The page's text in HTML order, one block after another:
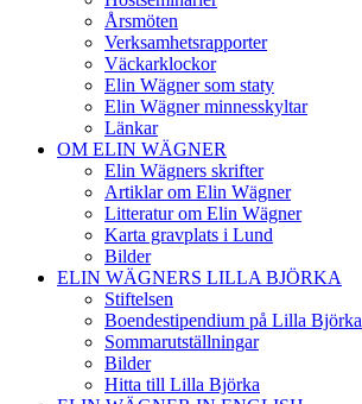
Årsmöten
Verksamhetsrapporter
Väckarklockor
Elin Wägner som staty
Elin Wägner minnesskyltar
Länkar
OM ELIN WÄGNER
Elin Wägners skrifter
Artiklar om Elin Wägner
Litteratur om Elin Wägner
Karta gravplats i Lund
Bilder
ELIN WÄGNERS LILLA BJÖRKA
Stiftelsen
Boendestipendium på Lilla Björka
Sommarutställningar
Bilder
Hitta till Lilla Björka